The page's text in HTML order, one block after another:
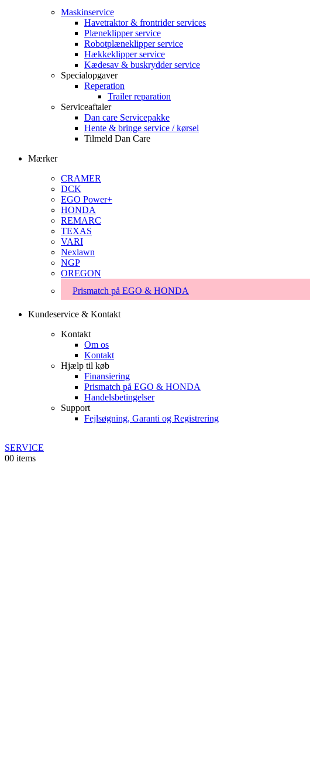
Maskinservice
Havetraktor & frontrider services
Plæneklipper service
Robotplæneklipper service
Hækkeklipper service
Kædesav & buskrydder service
Specialopgaver
Reperation
Trailer reparation
Serviceaftaler
Dan care Servicepakke
Hente & bringe service / kørsel
Tilmeld Dan Care
Mærker
CRAMER
DCK
EGO Power+
HONDA
REMARC
TEXAS
VARI
Nexlawn
NGP
OREGON
Prismatch på EGO & HONDA
Kundeservice & Kontakt
Kontakt
Om os
Kontakt
Hjælp til køb
Finansiering
Prismatch på EGO & HONDA
Handelsbetingelser
Support
Fejlsøgning, Garanti og Registrering
SERVICE
00 items